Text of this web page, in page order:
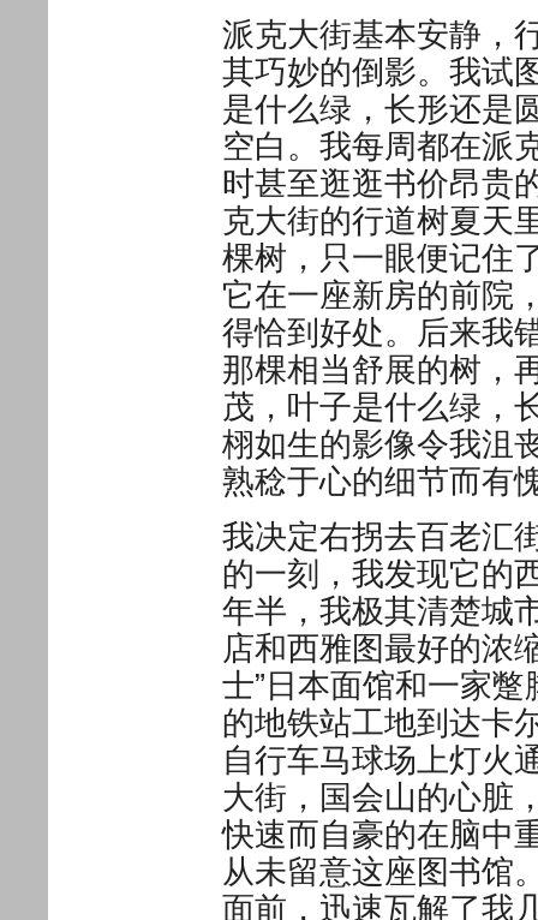
派克大街基本安静，
其巧妙的倒影。我试
是什么绿，长形还是
空白。我每周都在派
时甚至逛逛书价昂贵
克大街的行道树夏天
棵树，只一眼便记住
它在一座新房的前院
得恰到好处。后来我
那棵相当舒展的树，
茂，叶子是什么绿，
栩如生的影像令我沮
熟稔于心的细节而有
我决定右拐去百老汇
的一刻，我发现它的
年半，我极其清楚城
店和西雅图最好的浓
士”日本面馆和一家
的地铁站工地到达卡
自行车马球场上灯火
大街，国会山的心脏
快速而自豪的在脑中
从未留意这座图书馆
面前，迅速瓦解了我